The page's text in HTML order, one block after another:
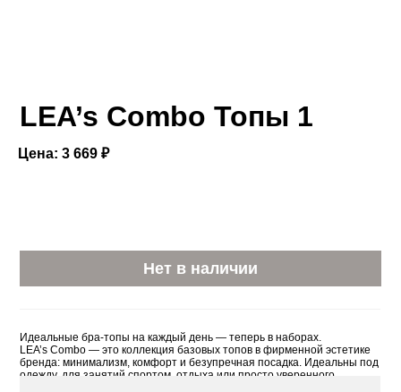
LEA’s Combo Топы 1
Нет в наличии
Цена: 3 669 ₽
Идеальные бра-топы на каждый день — теперь в наборах.
LEA’s Combo — это коллекция базовых топов в фирменной эстетике
бренда: минимализм, комфорт и безупречная посадка. Идеальны под
одежду, для занятий спортом, отдыха или просто уверенного